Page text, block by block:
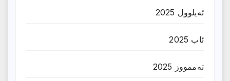
ئەیلوول 2025
ئاب 2025
تەممووز 2025